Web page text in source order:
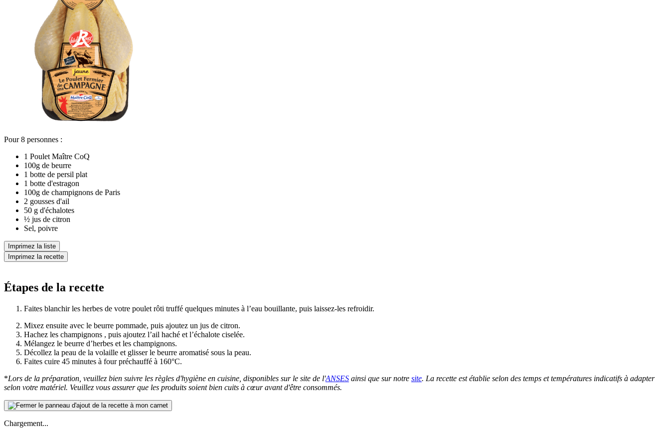
Pour 8 personnes :
1 Poulet Maître CoQ
100g de beurre
1 botte de persil plat
1 botte d'estragon
100g de champignons de Paris
2 gousses d'ail
50 g d'échalotes
½ jus de citron
Sel, poivre
Imprimez la liste
Imprimez la recette
Étapes de la recette
Faites blanchir les herbes de votre poulet rôti truffé quelques minutes à l’eau bouillante, puis laissez-les refroidir.
Mixez ensuite avec le beurre pommade, puis ajoutez un jus de citron.
Hachez les champignons , puis ajoutez l’ail haché et l’échalote ciselée.
Mélangez le beurre d’herbes et les champignons.
Décollez la peau de la volaille et glisser le beurre aromatisé sous la peau.
Faites cuire 45 minutes à four préchauffé à 160°C.
*Lors de la préparation, veuillez bien suivre les règles d'hygiène en cuisine, disponibles sur le site de l'ANSES ainsi que sur notre site. La recette est établie selon des temps et températures indicatifs à adapter
selon votre matériel. Veuillez vous assurer que les produits soient bien cuits à cœur avant d'être consommés.
Chargement...